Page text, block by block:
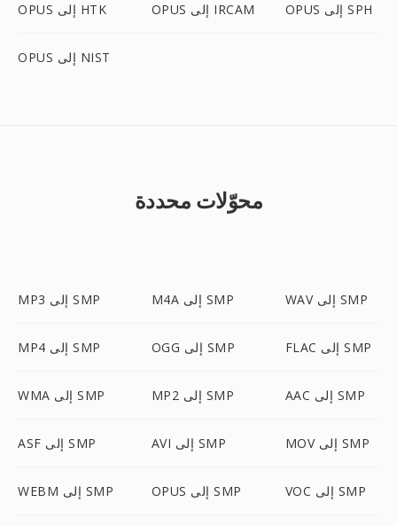
OPUS إلى HTK OPUS إلى IRCAM OPUS إلى SPH
OPUS إلى NIST
محوّلات محددة
MP3 إلى SMP M4A إلى SMP WAV إلى SMP
MP4 إلى SMP OGG إلى SMP FLAC إلى SMP
WMA إلى SMP MP2 إلى SMP AAC إلى SMP
ASF إلى SMP AVI إلى SMP MOV إلى SMP
WEBM إلى SMP OPUS إلى SMP VOC إلى SMP